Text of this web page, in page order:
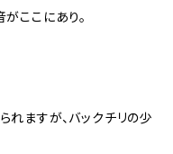
ここにあり。
ますが、バックチリの少